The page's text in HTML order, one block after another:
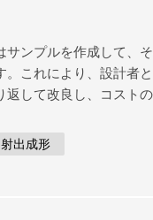
サンプルを作成して、
。これにより、設計者
返して改良し、コスト
造、CNC 機械加工な
射出成形